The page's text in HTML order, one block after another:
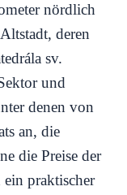
nördlich
deren
sv.
und
denen von
an, die
die Preise der
ein praktischer